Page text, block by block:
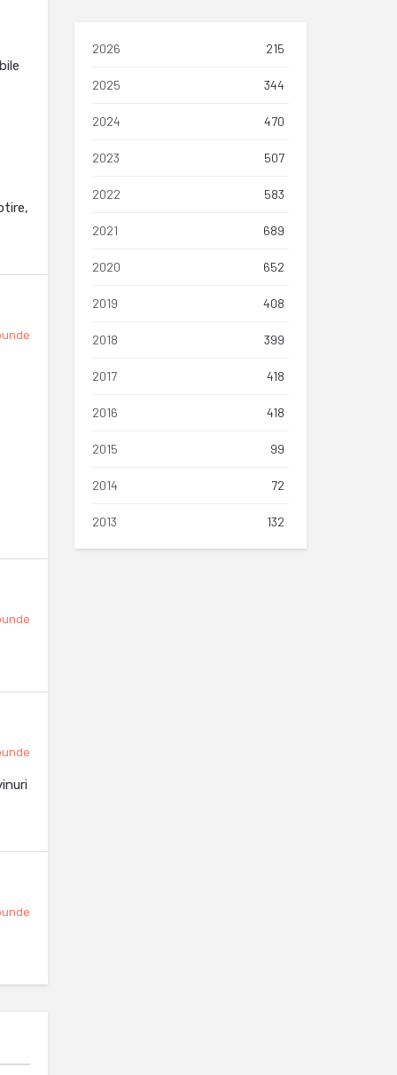
2026 215
2025 344
2024 470
2023 507
2022 583
2021 689
2020 652
2019 408
2018 399
2017 418
2016 418
2015 99
2014 72
2013 132